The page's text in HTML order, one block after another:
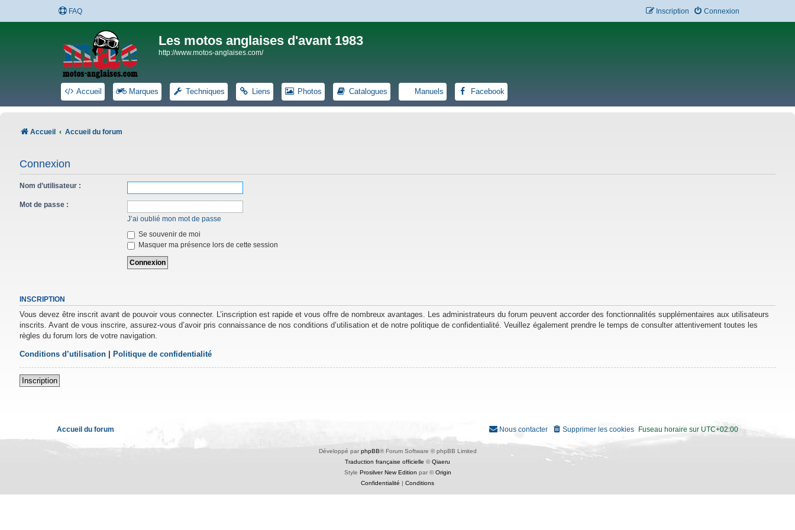
FAQ Connexion
Inscription
Les motos anglaises d'avant 1983
http://www.motos-anglaises.com/
Accueil Marques Techniques Liens Photos Catalogues Manuels Facebook
Accueil Accueil du forum
Connexion
Nom d’utilisateur :
Mot de passe :
J’ai oublié mon mot de passe
Se souvenir de moi
Masquer ma présence lors de cette session
INSCRIPTION
Vous devez être inscrit avant de pouvoir vous connecter. L’inscription est rapide et vous offre de nombreux avantages. Les administrateurs du forum peuvent accorder des fonctionnalités supplémentaires aux utilisateurs
inscrits. Avant de vous inscrire, assurez-vous d’avoir pris connaissance de nos conditions d’utilisation et de notre politique de confidentialité. Veuillez également prendre le temps de consulter attentivement toutes les
règles du forum lors de votre navigation.
Conditions d’utilisation Politique de confidentialité
Inscription
Accueil du forum Fuseau horaire sur UTC+02:00
Supprimer les cookies
Nous contacter
Développé par phpBB® Forum Software © phpBB Limited
Traduction française officielle ©Qiaeru
Style Prosilver New Edition par ©Origin
Confidentialité
Conditions